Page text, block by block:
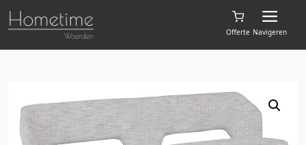
Offerte Navigeren